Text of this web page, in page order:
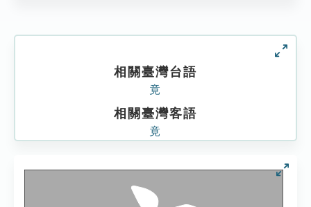
相關臺灣台語
竟
相關臺灣客語
竟